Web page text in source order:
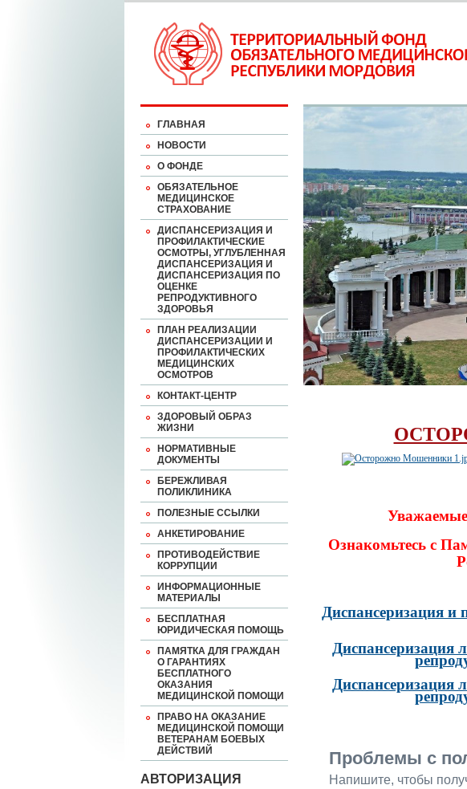
ГЛАВНАЯ
НОВОСТИ
О ФОНДЕ
ОБЯЗАТЕЛЬНОЕ
МЕДИЦИНСКОЕ
СТРАХОВАНИЕ
ДИСПАНСЕРИЗАЦИЯ И
ПРОФИЛАКТИЧЕСКИЕ
ОСМОТРЫ, УГЛУБЛЕННАЯ
ДИСПАНСЕРИЗАЦИЯ И
ДИСПАНСЕРИЗАЦИЯ ПО
ОЦЕНКЕ
РЕПРОДУКТИВНОГО
ЗДОРОВЬЯ
ПЛАН РЕАЛИЗАЦИИ
ДИСПАНСЕРИЗАЦИИ И
ПРОФИЛАКТИЧЕСКИХ
МЕДИЦИНСКИХ
ОСМОТРОВ
КОНТАКТ-ЦЕНТР
ЗДОРОВЫЙ ОБРАЗ
ЖИЗНИ
НОРМАТИВНЫЕ
ДОКУМЕНТЫ
БЕРЕЖЛИВАЯ
ПОЛИКЛИНИКА
ПОЛЕЗНЫЕ ССЫЛКИ
АНКЕТИРОВАНИЕ
ПРОТИВОДЕЙСТВИЕ
КОРРУПЦИИ
ИНФОРМАЦИОННЫЕ
МАТЕРИАЛЫ
БЕСПЛАТНАЯ
ЮРИДИЧЕСКАЯ ПОМОЩЬ
ПАМЯТКА ДЛЯ ГРАЖДАН
О ГАРАНТИЯХ
БЕСПЛАТНОГО
ОКАЗАНИЯ
МЕДИЦИНСКОЙ ПОМОЩИ
ПРАВО НА ОКАЗАНИЕ
МЕДИЦИНСКОЙ ПОМОЩИ
ВЕТЕРАНАМ БОЕВЫХ
ДЕЙСТВИЙ
АВТОРИЗАЦИЯ
Ознакомьтесь с
Диспансеризация и
Диспансеризация
Диспансеризация
Проблемы с
Напишите, чтобы